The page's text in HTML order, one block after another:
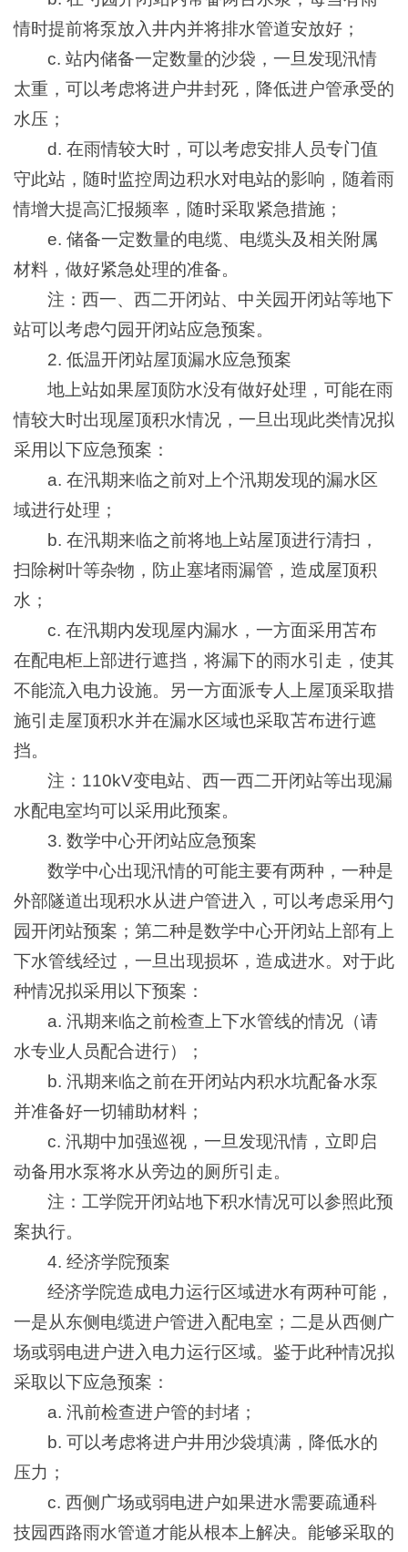
情时提前将泵放入井内并将排水管道安放好；
c. 站内储备一定数量的沙袋，一旦发现汛情
太重，可以考虑将进户井封死，降低进户管承受的
水压；
d. 在雨情较大时，可以考虑安排人员专门值
守此站，随时监控周边积水对电站的影响，随着雨
情增大提高汇报频率，随时采取紧急措施；
e. 储备一定数量的电缆、电缆头及相关附属
材料，做好紧急处理的准备。
注：西一、西二开闭站、中关园开闭站等地下
站可以考虑勺园开闭站应急预案。
2. 低温开闭站屋顶漏水应急预案
地上站如果屋顶防水没有做好处理，可能在雨
情较大时出现屋顶积水情况，一旦出现此类情况拟
采用以下应急预案：
a. 在汛期来临之前对上个汛期发现的漏水区
域进行处理；
b. 在汛期来临之前将地上站屋顶进行清扫，
扫除树叶等杂物，防止塞堵雨漏管，造成屋顶积
水；
c. 在汛期内发现屋内漏水，一方面采用苫布
在配电柜上部进行遮挡，将漏下的雨水引走，使其
不能流入电力设施。另一方面派专人上屋顶采取措
施引走屋顶积水并在漏水区域也采取苫布进行遮
挡。
注：110kV变电站、西一西二开闭站等出现漏
水配电室均可以采用此预案。
3. 数学中心开闭站应急预案
数学中心出现汛情的可能主要有两种，一种是
外部隧道出现积水从进户管进入，可以考虑采用勺
园开闭站预案；第二种是数学中心开闭站上部有上
下水管线经过，一旦出现损坏，造成进水。对于此
种情况拟采用以下预案：
a. 汛期来临之前检查上下水管线的情况（请
水专业人员配合进行）；
b. 汛期来临之前在开闭站内积水坑配备水泵
并准备好一切辅助材料；
c. 汛期中加强巡视，一旦发现汛情，立即启
动备用水泵将水从旁边的厕所引走。
注：工学院开闭站地下积水情况可以参照此预
案执行。
4. 经济学院预案
经济学院造成电力运行区域进水有两种可能，
一是从东侧电缆进户管进入配电室；二是从西侧广
场或弱电进户进入电力运行区域。鉴于此种情况拟
采取以下应急预案：
a. 汛前检查进户管的封堵；
b. 可以考虑将进户井用沙袋填满，降低水的
压力；
c. 西侧广场或弱电进户如果进水需要疏通科
技园西路雨水管道才能从根本上解决。能够采取的